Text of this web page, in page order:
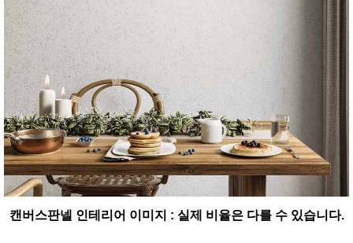
캔버스판넬 인테리어 이미지 : 실제 비율은 다를 수 있습니다.